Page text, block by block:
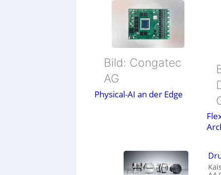
Bild: Congatec
AG
Physical-AI an der Edge